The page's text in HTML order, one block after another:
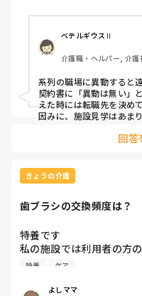
ベテルギウスⅡ
介護職・ヘルパー, 介
ット型特養
系列の職場に異動すると
契約書に「異動は無い」
えた時には転職先を決め
因みに、施設見学はあま
断出来ないからです。職
回答
きょうの介護
歯ブラシの交換頻度は？
特養です
私の施設では利用者の方
す、みなさんのところは
特養 ケア
よしママ